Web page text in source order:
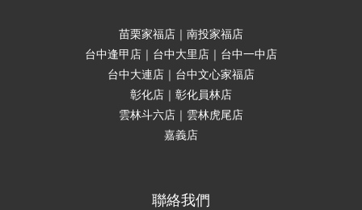
苗栗家福店｜南投家福店
台中逢甲店｜台中大里店｜台中一中店
台中大連店｜台中文心家福店
彰化店｜彰化員林店
雲林斗六店｜雲林虎尾店
嘉義店
聯絡我們